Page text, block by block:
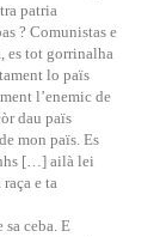
patria
? Comunistas e
es tot gorrinalha
lo païs
l’enemic de
dau païs
mon païs. Es
[…] ailà lei
e ta
ceba. E